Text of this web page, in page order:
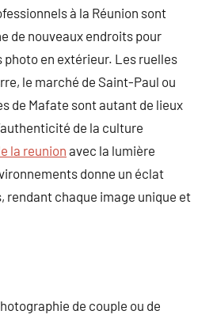
à la Réunion sont
de nouveaux endroits pour
photo en extérieur. Les ruelles
le marché de Saint-Paul ou
de Mafate sont autant de lieux
de la culture
la reunion avec la lumière
donne un éclat
rendant chaque image unique et
de couple ou de